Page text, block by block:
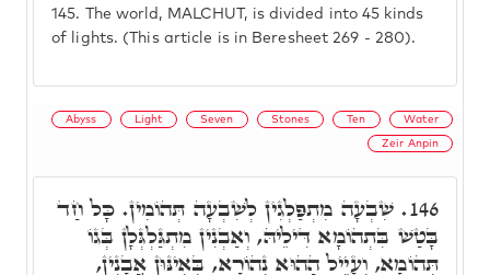
145.
The world, MALCHUT, is divided into 45 kinds
of lights. (This article is in Beresheet 269 - 280).
Abyss Light Seven Stones Ten Water
Zeir Anpin
146. שִׁבְעָה מִתְפַּלְגִין לְשִׁבְעָה תְּהוֹמִין. כָּל חַד
בָּטַשׁ בִּתְהוֹמָא דִּילֵיהּ, וְאַבְנִין מִתְגַּלְגְּלָן בְּגוֹ
תְּהוֹמָא, וְעָיֵיל הַהוּא נְהוֹרָא, בְּאִינּוּן אֲבָנִין,